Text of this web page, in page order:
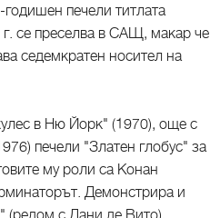
печели титлата
се преселва в САЩ, макар че
седемкратен носител на
в Ню Йорк" (1970), още с
печели "Златен глобус" за
му роли са Конан
Демонстрира и